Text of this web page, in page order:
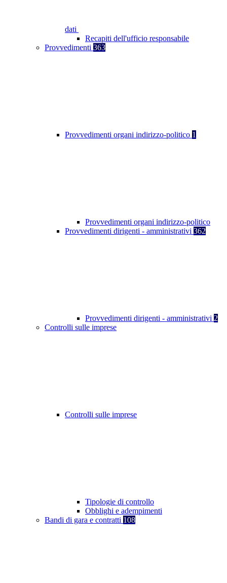
dati
Recapiti dell'ufficio responsabile
Provvedimenti 363
Provvedimenti organi indirizzo-politico 1
Provvedimenti organi indirizzo-politico
Provvedimenti dirigenti - amministrativi 362
Provvedimenti dirigenti - amministrativi 2
Controlli sulle imprese
Controlli sulle imprese
Tipologie di controllo
Obblighi e adempimenti
Bandi di gara e contratti 108